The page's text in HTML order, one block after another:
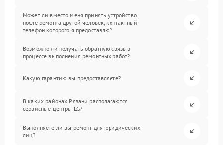
Может ли вместо меня принять устройство
после ремонта другой человек, контактный
телефон которого я предоставлю?
Возможно ли получать обратную связь в
процессе выполнения ремонтных работ?
Какую гарантию вы предоставляете?
В каких районах Рязани располагаются
сервисные центры LG?
Выполняете ли вы ремонт для юридических
лиц?